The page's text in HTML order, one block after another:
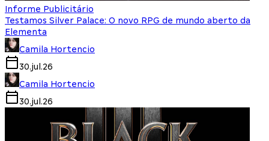
Informe Publicitário
Testamos Silver Palace: O novo RPG de mundo aberto da
Elementa
Camila Hortencio
30.jul.26
Camila Hortencio
30.jul.26